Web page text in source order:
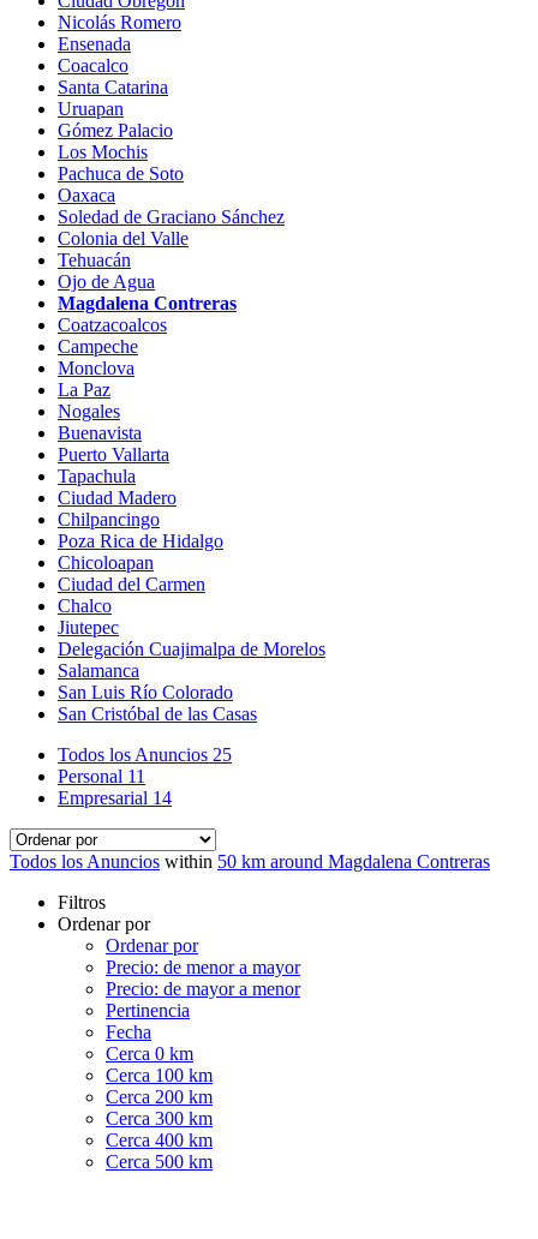
Nicolás Romero
Ensenada
Coacalco
Santa Catarina
Uruapan
Gómez Palacio
Los Mochis
Pachuca de Soto
Oaxaca
Soledad de Graciano Sánchez
Colonia del Valle
Tehuacán
Ojo de Agua
Magdalena Contreras
Coatzacoalcos
Campeche
Monclova
La Paz
Nogales
Buenavista
Puerto Vallarta
Tapachula
Ciudad Madero
Chilpancingo
Poza Rica de Hidalgo
Chicoloapan
Ciudad del Carmen
Chalco
Jiutepec
Delegación Cuajimalpa de Morelos
Salamanca
San Luis Río Colorado
San Cristóbal de las Casas
Todos los Anuncios 25
Personal 11
Empresarial 14
Todos los Anuncios within 50 km around Magdalena Contreras
Filtros
Ordenar por
Ordenar por
Precio: de menor a mayor
Precio: de mayor a menor
Pertinencia
Fecha
Cerca 0 km
Cerca 100 km
Cerca 200 km
Cerca 300 km
Cerca 400 km
Cerca 500 km